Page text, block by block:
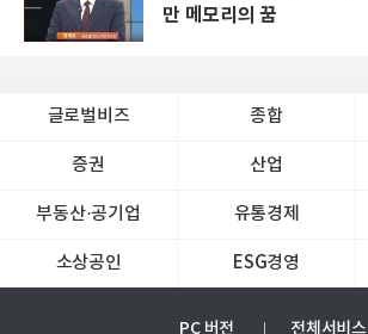
만 메모리의 꿈
글로벌비즈 종합
증권 산업
부동산·공기업 유통경제
소상공인 ESG경영
PC 버전 전체서비스